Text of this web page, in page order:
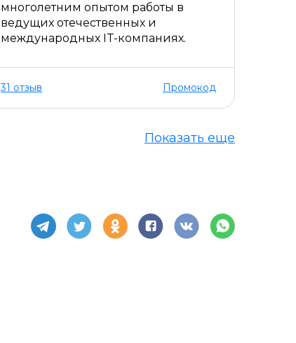
многолетним опытом работы в
ведущих отечественных и
международных IT-компаниях.
31 отзыв Промокод
Показать еще